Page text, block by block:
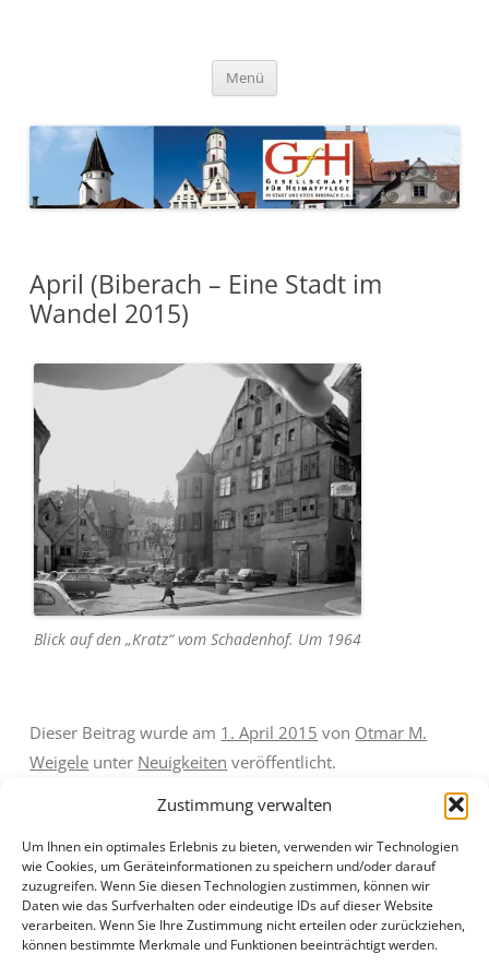
Zustimmung verwalten
Um Ihnen ein optimales Erlebnis zu bieten, verwenden wir Technologien
wie Cookies, um Geräteinformationen zu speichern und/oder darauf
zuzugreifen. Wenn Sie diesen Technologien zustimmen, können wir
Daten wie das Surfverhalten oder eindeutige IDs auf dieser Website
verarbeiten. Wenn Sie Ihre Zustimmung nicht erteilen oder zurückziehen,
können bestimmte Merkmale und Funktionen beeinträchtigt werden.
Gesellschaft für Heimatpflege
in Stadt und Kreis Biberach e.
V.
Menü
April (Biberach – Eine Stadt im
Wandel 2015)
Blick auf den „Kratz“ vom Schadenhof. Um 1964
Dieser Beitrag wurde am 1. April 2015 von Otmar M.
Weigele unter Neuigkeiten veröffentlicht.
Beitragsnavigation
←Jahreshauptversammlung
der Gesellschaft für
Biberach am 12. April 1945 –
Erinnerungen an den